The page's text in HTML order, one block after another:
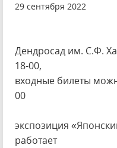
29 сентября 2022
Дендросад им. С.Ф.
18-00,
входные билеты
00
экспозиция
работает